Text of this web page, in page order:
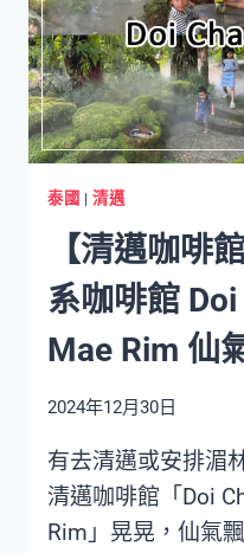
澎
蓬
站
飯
店/
美
食/
摩/
通/
匯
整
泰國 |清邁
【清邁咖啡
系咖啡館
Mae Rim 仙
2024年12月30日
有去清邁或安排湄
清邁咖啡館「Doi
Rim」晃晃，仙氣